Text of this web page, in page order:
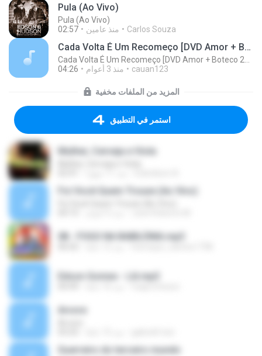
Pula (Ao Vivo)
Pula (Ao Vivo)
02:57
منذ عامين Carlos Souza
Cada Volta É Um Recomeço [DVD Amor + Boteco 2019]
04:26
منذ 3 أعوام cauan123
المزيد من الملفات مخفية
استمر في التطبيق
Mulher, Cerveja e Viola
Foi Você Quem Trouxe (Ao Vivo)
08 - FOGO NA BABILÔNIA.mp3
Edson Gomes - Lili.mp3
Arvore
Guerreiro do terceiro mundo